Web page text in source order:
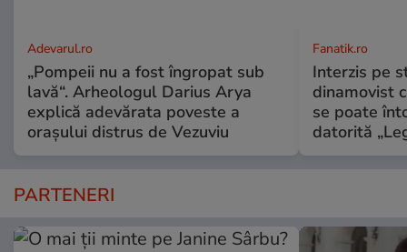
Adevarul.ro
„Pompeii nu a fost îngropat sub
lavă“. Arheologul Darius Arya
explică adevărata poveste a
orașului distrus de Vezuviu
Fanatik.ro
Interzis pe
dinamovist
se poate
datorită
PARTENERI